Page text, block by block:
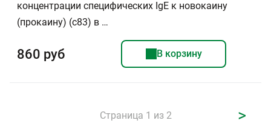
концентрации специфических IgE к новокаину
(прокаину) (с83) в …
860 руб В корзину
Страница 1 из 2 >